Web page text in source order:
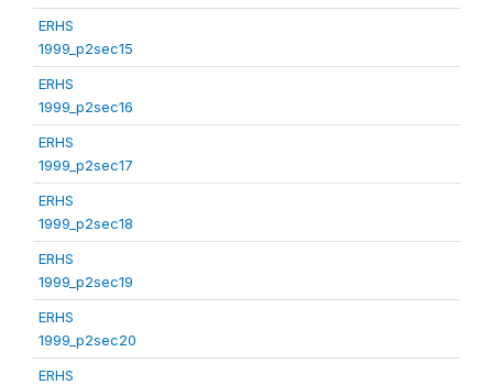
ERHS
1999_p2sec15
ERHS
1999_p2sec16
ERHS
1999_p2sec17
ERHS
1999_p2sec18
ERHS
1999_p2sec19
ERHS
1999_p2sec20
ERHS